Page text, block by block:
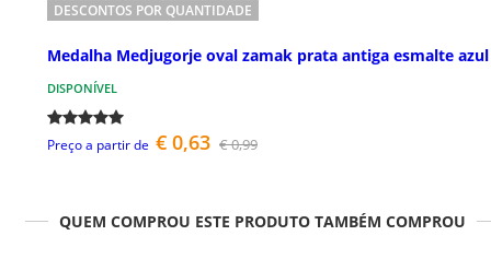
DESCONTOS POR QUANTIDADE
Medalha Medjugorje oval zamak prata antiga esmalte azul
DISPONÍVEL
Preço a partir de € 0,63 € 0,99
QUEM COMPROU ESTE PRODUTO TAMBÉM COMPROU